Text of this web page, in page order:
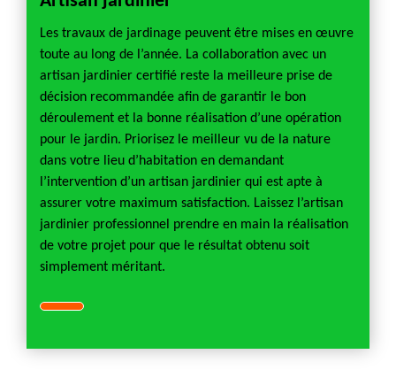
Les travaux de jardinage peuvent être mises en œuvre
toute au long de l’année. La collaboration avec un
artisan jardinier certifié reste la meilleure prise de
décision recommandée afin de garantir le bon
déroulement et la bonne réalisation d’une opération
pour le jardin. Priorisez le meilleur vu de la nature
dans votre lieu d’habitation en demandant
l’intervention d’un artisan jardinier qui est apte à
assurer votre maximum satisfaction. Laissez l’artisan
jardinier professionnel prendre en main la réalisation
de votre projet pour que le résultat obtenu soit
simplement méritant.